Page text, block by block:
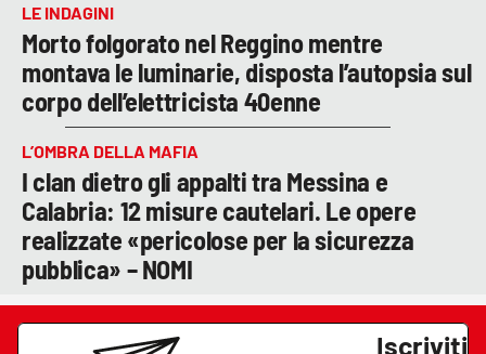
LE INDAGINI
Morto folgorato nel Reggino mentre
montava le luminarie, disposta l’autopsia sul
corpo dell’elettricista 40enne
L’OMBRA DELLA MAFIA
I clan dietro gli appalti tra Messina e
Calabria: 12 misure cautelari. Le opere
realizzate «pericolose per la sicurezza
pubblica» – NOMI
Iscriviti